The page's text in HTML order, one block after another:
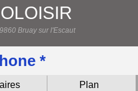
Bruay sur l'Escaut
*
Plan